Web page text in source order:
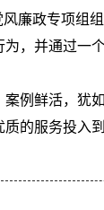
政专项组组
，并通过一
鲜活，犹如
的服务投入